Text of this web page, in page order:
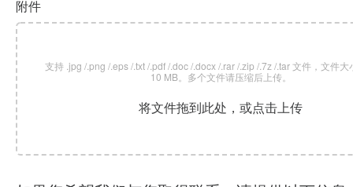
附件
支持 .jpg /.png /.eps /.txt /.pdf /.doc /.docx /.rar /.zip /.7z /.tar 文件，文件大
10 MB。多个文件请压缩后上传。
将文件拖到此处，或点击上传